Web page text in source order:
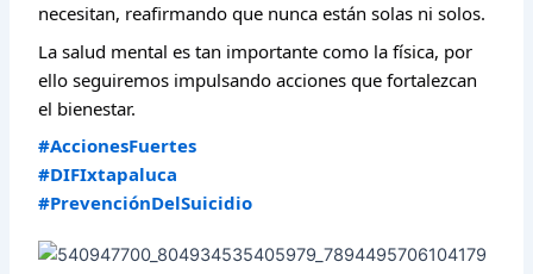
necesitan, reafirmando que nunca están solas ni solos.
La salud mental es tan importante como la física, por
ello seguiremos impulsando acciones que fortalezcan
el bienestar.
#AccionesFuertes
#DIFIxtapaluca
#PrevenciónDelSuicidio